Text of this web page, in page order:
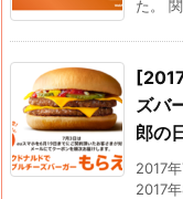
た。
ズバ
郎の
2017
2017